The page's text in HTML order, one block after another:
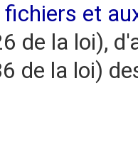
et
de la loi),
de la loi)